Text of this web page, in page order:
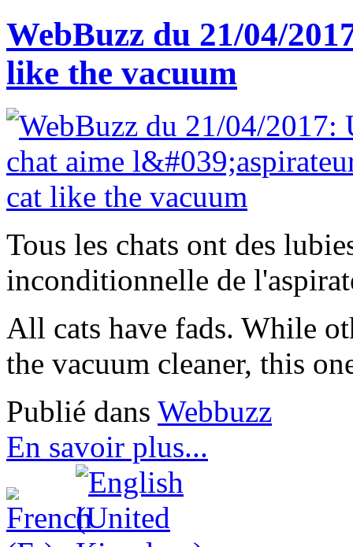
WebBuzz du 21/04/
like the vacuum
Tous les chats ont des
inconditionnelle de
All cats have fads. While
the vacuum cleaner, this
Publié dans Webbuzz
En savoir plus...